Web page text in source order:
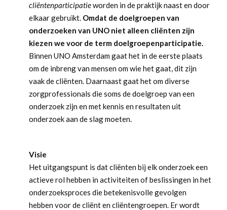
cliëntenparticipatieworden in de praktijk naast en door
elkaar gebruikt. Omdat de doelgroepen van
onderzoeken van UNO niet alleen cliënten zijn
kiezen we voor de term doelgroepenparticipatie.
Binnen UNO Amsterdam gaat het in de eerste plaats
om de inbreng van mensen om wie het gaat, dit zijn
vaak de cliënten. Daarnaast gaat het om diverse
zorgprofessionals die soms de doelgroep van een
onderzoek zijn en met kennis en resultaten uit
onderzoek aan de slag moeten.
Visie
Het uitgangspunt is dat cliënten bij elk onderzoek een
actieve rol hebben in activiteiten of beslissingen in het
onderzoeksproces die betekenisvolle gevolgen
hebben voor de cliënt en cliëntengroepen. Er wordt